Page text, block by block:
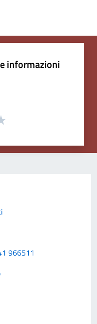
informazioni
966511